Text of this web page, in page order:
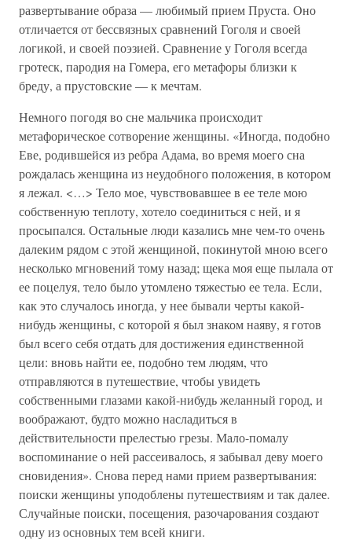
развертывание образа — любимый прием Пруста. Оно
отличается от бессвязных сравнений Гоголя и своей
логикой, и своей поэзией. Сравнение у Гоголя всегда
гротеск, пародия на Гомера, его метафоры близки к
бреду, а прустовские — к мечтам.
Немного погодя во сне мальчика происходит
метафорическое сотворение женщины. «Иногда, подобно
Еве, родившейся из ребра Адама, во время моего сна
рождалась женщина из неудобного положения, в котором
я лежал. <…> Тело мое, чувствовавшее в ее теле мою
собственную теплоту, хотело соединиться с ней, и я
просыпался. Остальные люди казались мне чем-то очень
далеким рядом с этой женщиной, покинутой мною всего
несколько мгновений тому назад; щека моя еще пылала от
ее поцелуя, тело было утомлено тяжестью ее тела. Если,
как это случалось иногда, у нее бывали черты какой-
нибудь женщины, с которой я был знаком наяву, я готов
был всего себя отдать для достижения единственной
цели: вновь найти ее, подобно тем людям, что
отправляются в путешествие, чтобы увидеть
собственными глазами какой-нибудь желанный город, и
воображают, будто можно насладиться в
действительности прелестью грезы. Мало-помалу
воспоминание о ней рассеивалось, я забывал деву моего
сновидения». Снова перед нами прием развертывания:
поиски женщины уподоблены путешествиям и так далее.
Случайные поиски, посещения, разочарования создают
одну из основных тем всей книги.